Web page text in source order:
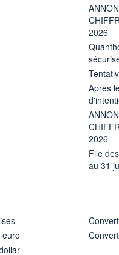
2026
Après
2026
File
au 31